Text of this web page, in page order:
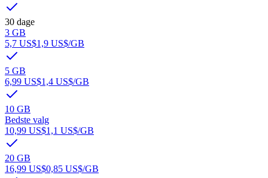
30 dage
3 GB
5,7 US$1,9 US$/GB
5 GB
6,99 US$1,4 US$/GB
10 GB
Bedste valg
10,99 US$1,1 US$/GB
20 GB
16,99 US$0,85 US$/GB